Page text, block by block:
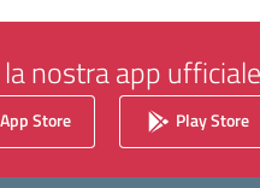
la nostra app
App Store Play Store